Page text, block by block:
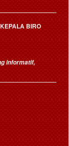
BIRO
informatif,